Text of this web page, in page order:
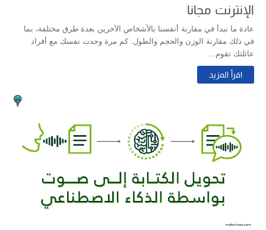
الإنترنت مجانا
عادة ما نبدأ في مقارنة أنفسنا بالأشخاص الآخرين بعدة طرق مختلفة، بما
في ذلك مقارنة الوزن والحجم والطول. كم مرة وجدت نفسك مع أفراد
عائلتك تقوم...
اقرأ المزيد